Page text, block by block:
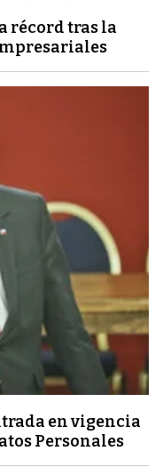
récord tras la
en vigencia
Personales